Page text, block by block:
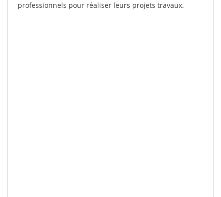
professionnels pour réaliser leurs projets travaux.